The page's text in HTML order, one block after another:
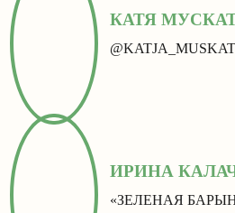
КАТЯ
ИРИНА
«ЗЕЛЕНАЯ